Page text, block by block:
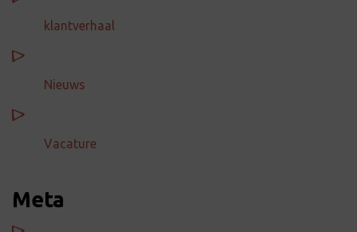
klantverhaal
Nieuws
Vacature
Meta